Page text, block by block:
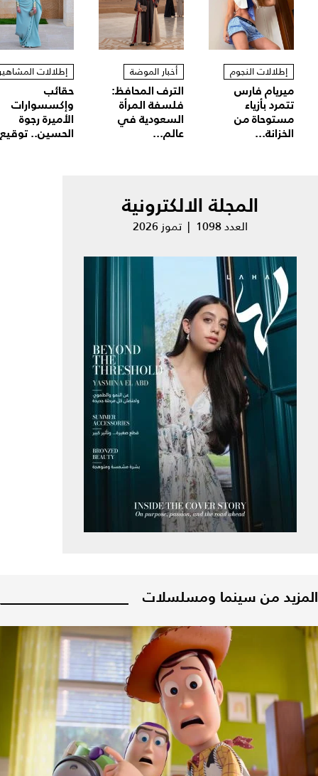
إطلالات النجوم
ميريام فارس
تتمرد بأزياء
مستوحاة من
الخزانة...
أخبار الموضة
الترف المحافظ:
فلسفة المرأة
السعودية في
عالم...
إطلالات
حقائب
وإكسسوارات
الأميرة رجوة
الحسين..
المجلة الالكترونية
العدد 1098 | تموز 2026
المزيد من سينما ومسلسلات